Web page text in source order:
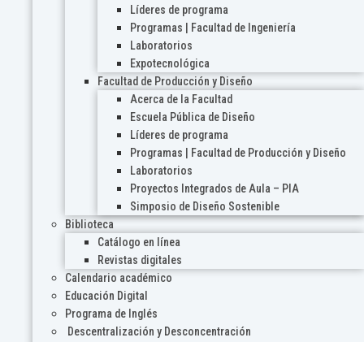
Líderes de programa
Programas | Facultad de Ingeniería
Laboratorios
Expotecnológica
Facultad de Producción y Diseño
Acerca de la Facultad
Escuela Pública de Diseño
Líderes de programa
Programas | Facultad de Producción y Diseño
Laboratorios
Proyectos Integrados de Aula – PIA
Simposio de Diseño Sostenible
Biblioteca
Catálogo en línea
Revistas digitales
Calendario académico
Educación Digital
Programa de Inglés
Descentralización y Desconcentración